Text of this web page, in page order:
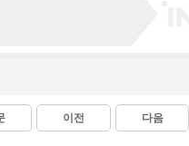
이전 다음